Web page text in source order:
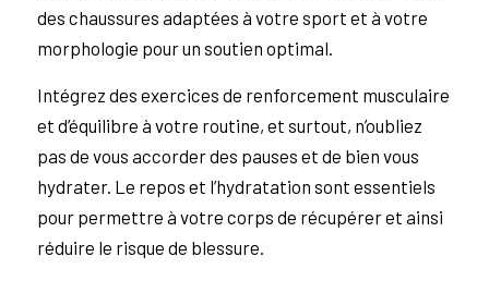
des chaussures adaptées à votre sport et à votre
morphologie pour un soutien optimal.
Intégrez des exercices de renforcement musculaire
et d’équilibre à votre routine, et surtout, n’oubliez
pas de vous accorder des pauses et de bien vous
hydrater. Le repos et l’hydratation sont essentiels
pour permettre à votre corps de récupérer et ainsi
réduire le risque de blessure.